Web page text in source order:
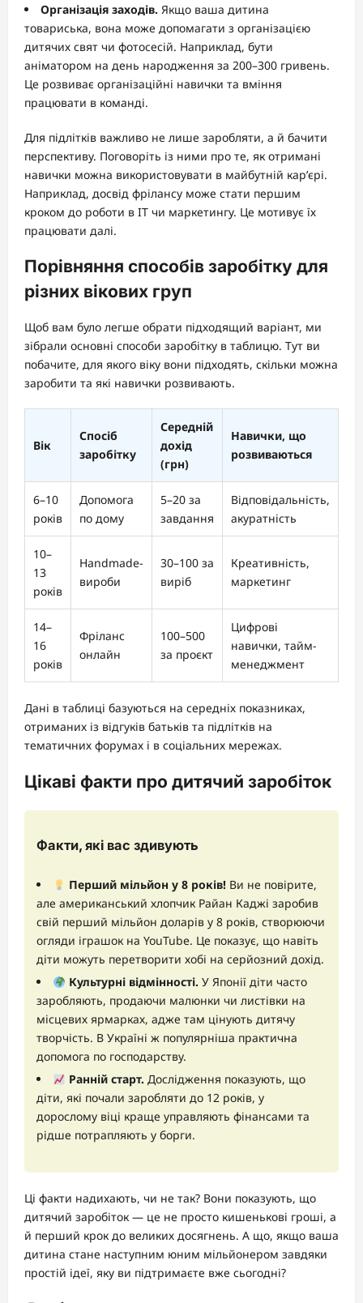
Організація заходів. Якщо ваша дитина
товариська, вона може допомагати з організацією
дитячих свят чи фотосесій. Наприклад, бути
аніматором на день народження за 200–300 гривень.
Це розвиває організаційні навички та вміння
працювати в команді.
Для підлітків важливо не лише заробляти, а й бачити
перспективу. Поговоріть із ними про те, як отримані
навички можна використовувати в майбутній кар’єрі.
Наприклад, досвід фрілансу може стати першим
кроком до роботи в IT чи маркетингу. Це мотивує їх
працювати далі.
Порівняння способів заробітку для
різних вікових груп
Щоб вам було легше обрати підходящий варіант, ми
зібрали основні способи заробітку в таблицю. Тут ви
побачите, для якого віку вони підходять, скільки можна
заробити та які навички розвивають.
Вік
Спосіб
заробітку
Середній
дохід
(грн)
Навички, що
розвиваються
6–10
років
Допомога
по дому
5–20 за
завдання
Відповідальність,
акуратність
10–
13
років
Handmade-
вироби
30–100 за
виріб
Креативність,
маркетинг
14–
16
років
Фріланс
онлайн
100–500
за проєкт
Цифрові
навички, тайм-
менеджмент
Дані в таблиці базуються на середніх показниках,
отриманих із відгуків батьків та підлітків на
тематичних форумах і в соціальних мережах.
Цікаві факти про дитячий заробіток
Факти, які вас здивують
Перший мільйон у 8 років!Ви не повірите,
але американський хлопчик Райан Каджі заробив
свій перший мільйон доларів у 8 років, створюючи
огляди іграшок на YouTube. Це показує, що навіть
діти можуть перетворити хобі на серйозний дохід.
Культурні відмінності. У Японії діти часто
заробляють, продаючи малюнки чи листівки на
місцевих ярмарках, адже там цінують дитячу
творчість. В Україні ж популярніша практична
допомога по господарству.
Ранній старт. Дослідження показують, що
діти, які почали заробляти до 12 років, у
дорослому віці краще управляють фінансами та
рідше потрапляють у борги.
Ці факти надихають, чи не так? Вони показують, що
дитячий заробіток — це не просто кишенькові гроші, а
й перший крок до великих досягнень. А що, якщо ваша
дитина стане наступним юним мільйонером завдяки
простій ідеї, яку ви підтримаєте вже сьогодні?